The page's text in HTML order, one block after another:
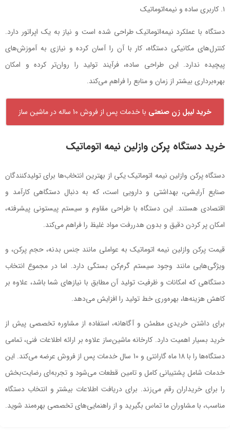
کاربری ساده و نیمه‌اتوماتیک
دستگاه با عملکرد نیمه‌اتوماتیک طراحی شده است و نیاز به یک اپراتور دارد.
کنترل‌های مکانیکی دستگاه، کار با آن را آسان کرده و نیازی به آموزش‌های
پیچیده ندارد. این طراحی ساده، فرآیند تولید را روان‌تر کرده و امکان
بهره‌برداری بیشتر از زمان و منابع را فراهم می‌کند.
خرید لیبل زن صنعتی با خدمات پس از فروش 10 ساله در ماشین ساز
خرید دستگاه پرکن وازلین نیمه اتوماتیک
دستگاه پرکن وازلین نیمه اتوماتیک یکی از بهترین انتخاب‌ها برای تولیدکنندگان
صنایع آرایشی، بهداشتی و دارویی است، که به دنبال دستگاهی کارآمد و
اقتصادی هستند. این دستگاه با طراحی مقاوم و سیستم پیستونی پیشرفته،
امکان پر کردن دقیق و بدون هدررفت مواد غلیظ را فراهم می‌کند.
قیمت پرکن وازلین نیمه اتوماتیک به عواملی مانند جنس بدنه، حجم پرکن، و
ویژگی‌هایی مانند وجود سیستم گرم‌کن بستگی دارد. اما در مجموع انتخاب
دستگاهی که امکانات و ظرفیت تولید آن مطابق با نیازهای شما باشد، علاوه بر
کاهش هزینه‌ها، بهره‌وری خط تولید را افزایش می‌دهد.
برای داشتن خریدی مطمئن و آگاهانه، استفاده از مشاوره تخصصی پیش از
خرید بسیار اهمیت دارد. کارخانه ماشین‌ساز علاوه بر ارائه اطلاعات فنی، تمامی
دستگاه‌ها را با 18 ماه گارانتی و 10 سال خدمات پس از فروش عرضه می‌کند. این
خدمات شامل پشتیبانی کامل و تامین قطعات می‌شود و تجربه‌ای رضایت‌بخش
را برای خریداران رقم می‌زند. برای دریافت اطلاعات بیشتر و انتخاب دستگاه
مناسب، با مشاوران ما تماس بگیرید و از راهنمایی‌های تخصصی بهره‌مند شوید.